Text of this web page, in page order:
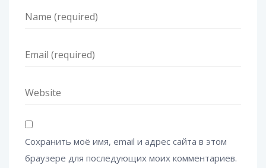
Сохранить моё имя, email и адрес сайта в этом
браузере для последующих моих комментариев.